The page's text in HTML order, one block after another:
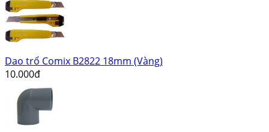
Dao trổ Comix B2822 18mm (Vàng)
10.000đ